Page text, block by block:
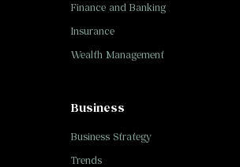
Finance and Banking
Insurance
Wealth Management
Business
Business Strategy
Trends